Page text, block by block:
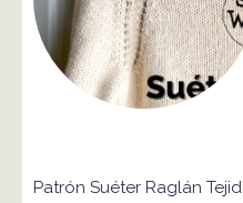
Patrón Suéter Raglán